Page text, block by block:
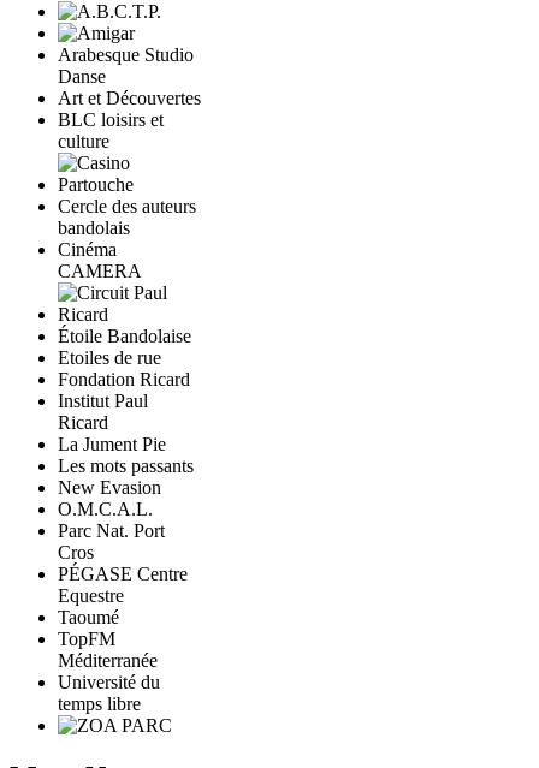
Arabesque Studio
Danse
Art et Découvertes
BLC loisirs et
culture
Cercle des auteurs
bandolais
Cinéma
CAMERA
Étoile Bandolaise
Etoiles de rue
Fondation Ricard
Institut Paul
Ricard
La Jument Pie
Les mots passants
New Evasion
O.M.C.A.L.
Parc Nat. Port
Cros
PÉGASE Centre
Equestre
Taoumé
TopFM
Méditerranée
Université du
temps libre